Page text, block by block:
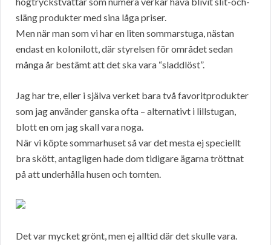
släng produkter med sina låga priser.
Men när man som vi har en liten sommarstuga, nästan
endast en kolonilott, där styrelsen för området sedan
många år bestämt att det ska vara “sladdlöst”.
Jag har tre, eller i själva verket bara två favoritprodukter
som jag använder ganska ofta – alternativt i lillstugan,
blott en om jag skall vara noga.
När vi köpte sommarhuset så var det mesta ej speciellt
bra skött, antagligen hade dom tidigare ägarna tröttnat
på att underhålla husen och tomten.
Det var mycket grönt, men ej alltid där det skulle vara.